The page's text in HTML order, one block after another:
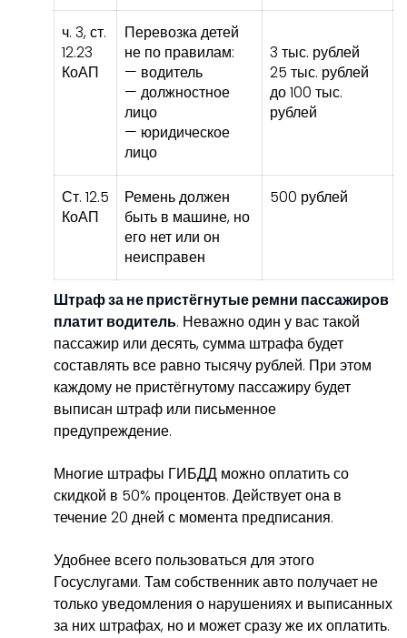
ч. 3, ст.
12.23
КоАП
Перевозка детей
не по правилам:
— водитель
— должностное
лицо
— юридическое
лицо
3 тыс. рублей
25 тыс. рублей
до 100 тыс.
рублей
Ст. 12.5
КоАП
Ремень должен
быть в машине, но
его нет или он
неисправен
500 рублей
Штраф за не пристёгнутые ремни пассажиров
платит водитель. Неважно один у вас такой
пассажир или десять, сумма штрафа будет
составлять все равно тысячу рублей. При этом
каждому не пристёгнутому пассажиру будет
выписан штраф или письменное
предупреждение.
Многие штрафы ГИБДД можно оплатить со
скидкой в 50% процентов. Действует она в
течение 20 дней с момента предписания.
Удобнее всего пользоваться для этого
Госуслугами. Там собственник авто получает не
только уведомления о нарушениях и выписанных
за них штрафах, но и может сразу же их оплатить.